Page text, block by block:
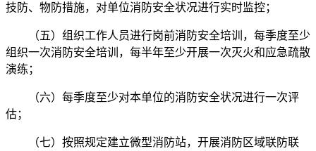
技防、物防措施，对单位消防安全状况进行实时监控；
（五）组织工作人员进行岗前消防安全培训，每季度至少
组织一次消防安全培训，每半年至少开展一次灭火和应急疏散
演练；
（六）每季度至少对本单位的消防安全状况进行一次评
估；
（七）按照规定建立微型消防站，开展消防区域联防联